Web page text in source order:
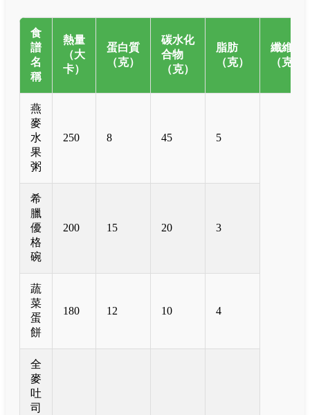
食
譜
名
稱
熱量
（大
卡）
蛋白質
（克）
碳水化
合物
（克）
脂肪
（克）
纖維
（克）
燕
麥
水
果
粥
250 8 45 5
希
臘
優
格
碗
200 15 20 3
蔬
菜
蛋
餅
180 12 10 4
全
麥
吐
司